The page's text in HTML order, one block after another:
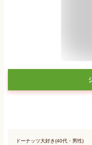
ドーナッツ大好き(40代・男性)